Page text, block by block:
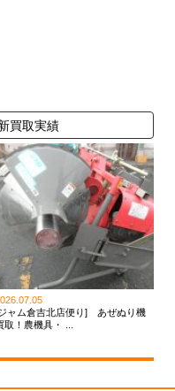
買取実績
ャム倉吉北店便り] あぜぬり機
取！農機具・ ...